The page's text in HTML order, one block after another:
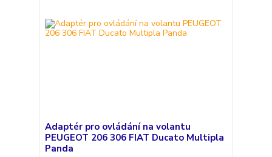
Adaptér pro ovládání na volantu
PEUGEOT 206 306 FIAT Ducato Multipla
Panda